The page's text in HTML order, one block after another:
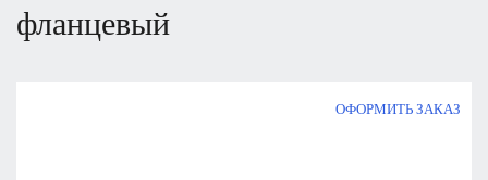
фланцевый
ОФОРМИТЬ ЗАКАЗ